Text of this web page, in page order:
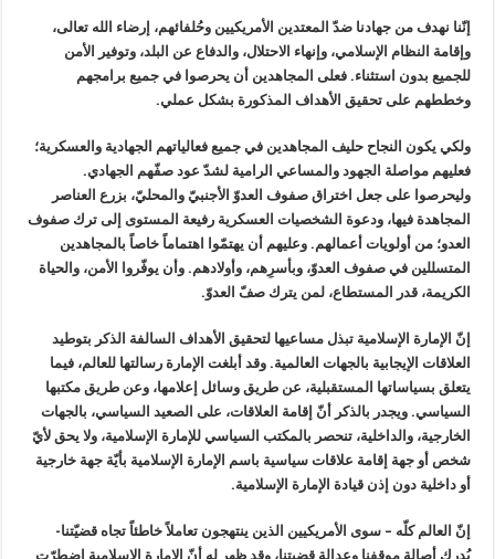
إنّنا نهدف من جهادنا ضدّ المعتدين الأمريكيين وحُلفائهم، إرضاء الله تعالی،
وإقامة النظام الإسلامي، وإنهاء الاحتلال، والدفاع عن البلد، وتوفير الأمن
للجميع بدون استثناء. فعلی المجاهدين أن يحرصوا في جميع برامجهم
وخططهم على تحقيق الأهداف المذكورة بشكل عملي.
ولكي يكون النجاح حليف المجاهدين في جميع فعالياتهم الجهادية والعسكرية؛
فعليهم مواصلة الجهود والمساعي الرامية لشدّ عود صفّهم الجهادي.
وليحرصوا على جعل اختراق صفوف العدوّ الأجنبيّ والمحليّ، بزرع العناصر
المجاهدة فيها، ودعوة الشخصيات العسكرية رفيعة المستوی إلی ترك صفوف
العدو؛ من أولويات أعمالهم. وعليهم أن يهتمّوا اهتماماً خاصاً بالمجاهدين
المتسللين في صفوف العدوّ، وبأسرِهم، وأولادهم. وأن يوفّروا الأمن، والحياة
الكريمة، قدر المستطاع، لمن يترك صفّ العدوّ.
إنّ الإمارة الإسلامية تبذل مساعيها لتحقيق الأهداف السالفة الذكر بتوطيد
العلاقات الإيجابية بالجهات العالمية. وقد أبلغت الإمارة رسالتها للعالم، فيما
يتعلق بسياساتها المستقبلية، عن طريق وسائل إعلامها، وعن طريق مكتبها
السياسي. ویجدر بالذكر أنّ إقامة العلاقات، على الصعيد السياسي، بالجهات
الخارجية، والداخلية، تنحصر بالمكتب السياسي للإمارة الإسلامية، ولا يحق لأيّ
شخص أو جهة إقامة علاقات سياسية باسم الإمارة الإسلامية بأيّة جهة خارجية
أو داخلية دون إذن قيادة الإمارة الإسلامية.
إنّ العالم كلّه – سوی الأمريكيين الذين ينتهجون تعاملاً خاطئاً تجاه قضيّتنا-
يُدرك أصالة موقفنا وعدالة قضيتنا، وقد ظهر له أنّ الإمارة الإسلامية اضطرّت